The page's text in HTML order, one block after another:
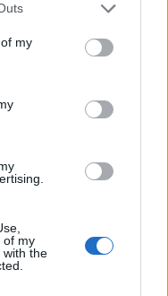
my
of my
with the
belüli